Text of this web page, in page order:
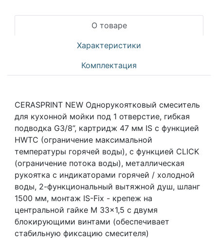
О товаре
Характеристики
Комплектация
CERASPRINT NEW Однорукоятковый смеситель
для кухонной мойки под 1 отверстие, гибкая
подводка G3/8”, картридж 47 мм IS с функцией
HWTC (ограничение максимальной
температуры горячей воды), с функцией CLICK
(ограничение потока воды), металлическая
рукоятка с индикаторами горячей / холодной
воды, 2-функциональный вытяжной душ, шланг
1500 мм, монтаж IS-Fix - крепеж на
центральной гайке M 33x1,5 с двумя
блокирующими винтами (обеспечивает
стабильную фиксацию смесителя)